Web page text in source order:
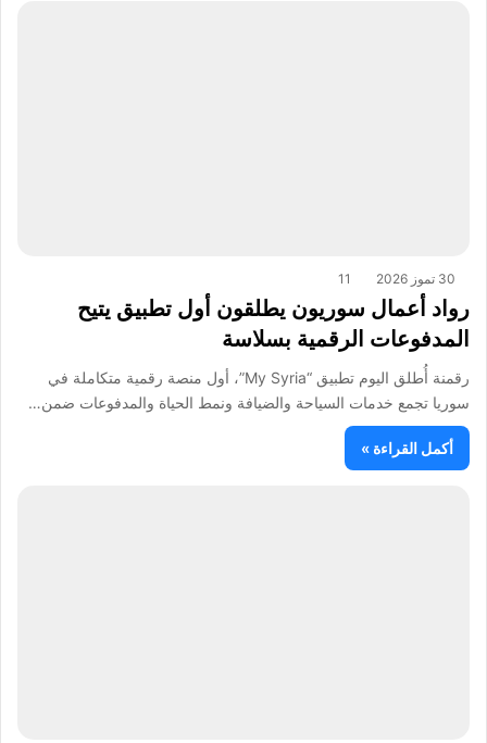
30 تموز 2026 11
رواد أعمال سوريون يطلقون أول تطبيق يتيح
المدفوعات الرقمية بسلاسة
رقمنة أُطلق اليوم تطبيق “My Syria”، أول منصة رقمية متكاملة في
سوريا تجمع خدمات السياحة والضيافة ونمط الحياة والمدفوعات ضمن…
أكمل القراءة »